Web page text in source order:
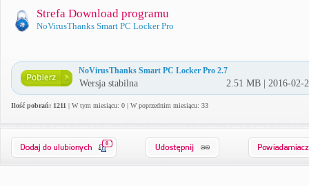
Strefa Download programu
NoVirusThanks Smart PC Locker Pro
NoVirusThanks Smart PC Locker Pro 2.7
Wersja stabilna 2.51 MB | 2016-02-
Ilość pobrań: 1211 | W tym miesiącu: 0 | W poprzednim miesiącu: 33
0